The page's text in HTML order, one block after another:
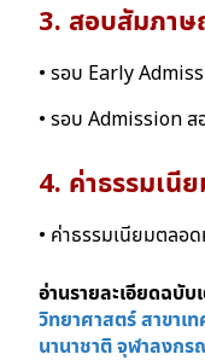
3. สอบสัมภา
• รอบ Early
• รอบ Admission
4. ค่าธรรมเนี
• ค่าธรรมเนียมตลอ
อ่านรายละเอียดฉบับ
วิทยาศาสตร์ สาขาเ
นานาชาติ จุฬาลงก